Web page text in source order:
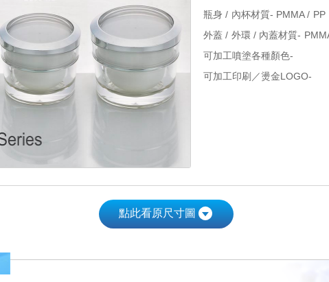
瓶身 / 內杯材質- PMMA / PP
外蓋 / 外環 / 內蓋材質-
可加工噴塗各種顏色-
可加工印刷／燙金LOGO-
點此看原尺寸圖